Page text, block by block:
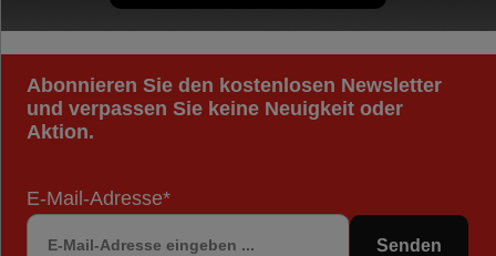
Abonnieren Sie den kostenlosen Newsletter
und verpassen Sie keine Neuigkeit oder
Aktion.
E-Mail-Adresse*
Senden